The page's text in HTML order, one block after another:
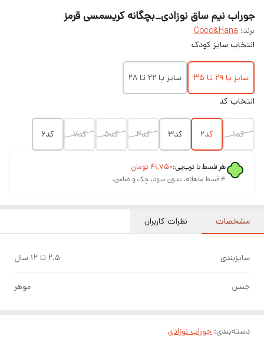
جوراب نیم ساق نوزادی_بچگانه کریسمسی قرمز
برند: Coco&Hana
انتخاب سایز کودک
سایز پا ۲۹ تا ۳۵
سایز پا ۲۲ تا ۲۸
انتخاب کد
کد۱ کد۲ کد۳ کد۴ کد۵ کد۷ کد۶
هر قسط با ترب‌پی:۴۱٬۷۵۰تومان
۴ قسط ماهانه. بدون سود، چک و ضامن.
مشخصات نظرات کاربران
سایزبندی ۲.۵ تا ۱۲ سال
جنس موهر
دسته‌بندی: جوراب نوزادی